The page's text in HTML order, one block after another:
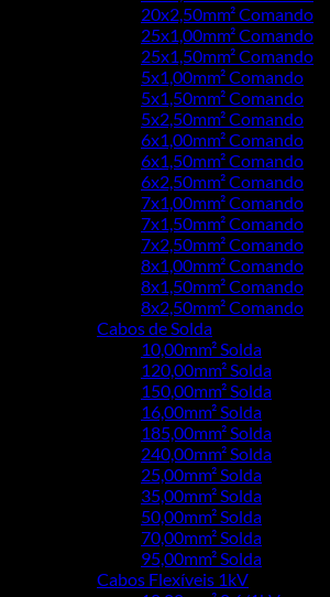
20x2,50mm² Comando
25x1,00mm² Comando
25x1,50mm² Comando
5x1,00mm² Comando
5x1,50mm² Comando
5x2,50mm² Comando
6x1,00mm² Comando
6x1,50mm² Comando
6x2,50mm² Comando
7x1,00mm² Comando
7x1,50mm² Comando
7x2,50mm² Comando
8x1,00mm² Comando
8x1,50mm² Comando
8x2,50mm² Comando
Cabos de Solda
10,00mm² Solda
120,00mm² Solda
150,00mm² Solda
16,00mm² Solda
185,00mm² Solda
240,00mm² Solda
25,00mm² Solda
35,00mm² Solda
50,00mm² Solda
70,00mm² Solda
95,00mm² Solda
Cabos Flexíveis 1kV